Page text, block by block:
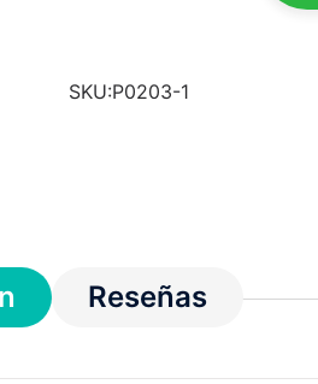
SKU:P0203-1
Reseñas